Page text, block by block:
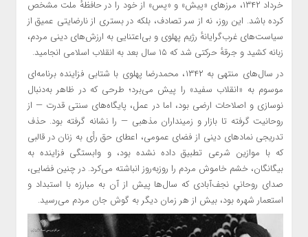
خرداد ۱۳۴۲، مرزهای «پیش» و «پس» از خود را در حافظهٔ ملت مشخص
کرده باشد. این روز، نه از سر تصادف، بلکه در بستری از نارضایتی عمیق از
سیاست‌های غرب‌گرایانهٔ رژیم پهلوی و بی‌اعتنایی به ارزش‌های دینی مردم،
زبانه کشید و جرقهٔ حرکتی شد که ۱۵ سال بعد به انقلاب اسلامی انجامید.
در سال‌های منتهی به ۱۳۴۲، محمدرضا پهلوی با شتابی فزاینده برنامه‌ای
موسوم به «انقلاب سفید» را پیش می‌برد؛ طرحی که در ظاهر به‌دنبال
نوسازی و اصلاحات ارضی بود، اما در عمل، پایگاه‌های سنتی قدرت — از
روحانیت گرفته تا بازار و زمینداران مذهبی — را نشانه گرفته بود. حذف
تدریجی نمادهای دینی از فضای عمومی، اعطای حق رأی به زنان در قالبی
که با موازین شرعی تطبیق داده نشده بود، و وابستگی فزاینده به
بیگانگان، خشم خاموش مردم را روزبه‌روز انباشته می‌کرد. در چنین فضایی،
صدای روحانیِ نجف‌آبادی که سال‌ها پیش از آن به مبارزه با استبداد و
استعمار شهره بود، بیش از هر زمان دیگر به گوش جان مردم می‌رسید.